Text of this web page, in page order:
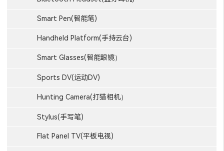
Smart Pen(智能笔)
Handheld Platform(手持云台)
Smart Glasses(智能眼镜）
Sports DV(运动DV)
Hunting Camera(打猎相机）
Stylus(手写笔)
Flat Panel TV(平板电视)